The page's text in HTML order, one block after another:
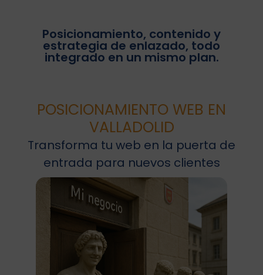
Posicionamiento, contenido y
estrategia de enlazado, todo
integrado en un mismo plan.
POSICIONAMIENTO WEB EN
VALLADOLID
Transforma tu web en la puerta de
entrada para nuevos clientes